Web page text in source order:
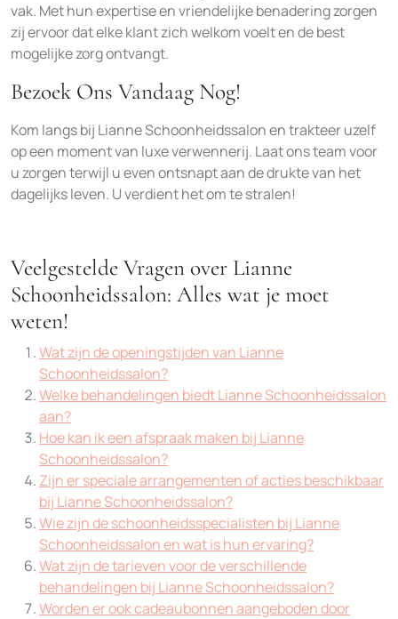
vak. Met hun expertise en vriendelijke benadering zorgen
zij ervoor dat elke klant zich welkom voelt en de best
mogelijke zorg ontvangt.
Bezoek Ons Vandaag Nog!
Kom langs bij Lianne Schoonheidssalon en trakteer uzelf
op een moment van luxe verwennerij. Laat ons team voor
u zorgen terwijl u even ontsnapt aan de drukte van het
dagelijks leven. U verdient het om te stralen!
Veelgestelde Vragen over Lianne
Schoonheidssalon: Alles wat je moet
weten!
Wat zijn de openingstijden van Lianne
Schoonheidssalon?
Welke behandelingen biedt Lianne Schoonheidssalon
aan?
Hoe kan ik een afspraak maken bij Lianne
Schoonheidssalon?
Zijn er speciale arrangementen of acties beschikbaar
bij Lianne Schoonheidssalon?
Wie zijn de schoonheidsspecialisten bij Lianne
Schoonheidssalon en wat is hun ervaring?
Wat zijn de tarieven voor de verschillende
behandelingen bij Lianne Schoonheidssalon?
Worden er ook cadeaubonnen aangeboden door